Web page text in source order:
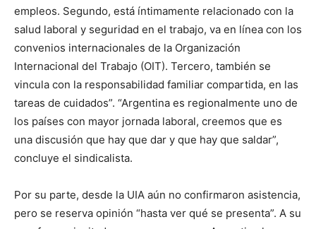
empleos. Segundo, está íntimamente relacionado con la
salud laboral y seguridad en el trabajo, va en línea con los
convenios internacionales de la Organización
Internacional del Trabajo (OIT). Tercero, también se
vincula con la responsabilidad familiar compartida, en las
tareas de cuidados”. “Argentina es regionalmente uno de
los países con mayor jornada laboral, creemos que es
una discusión que hay que dar y que hay que saldar”,
concluye el sindicalista.
Por su parte, desde la UIA aún no confirmaron asistencia,
pero se reserva opinión “hasta ver qué se presenta”. A su